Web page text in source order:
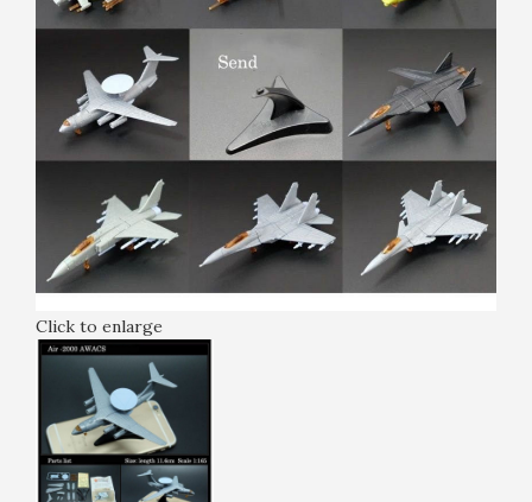
Click to enlarge